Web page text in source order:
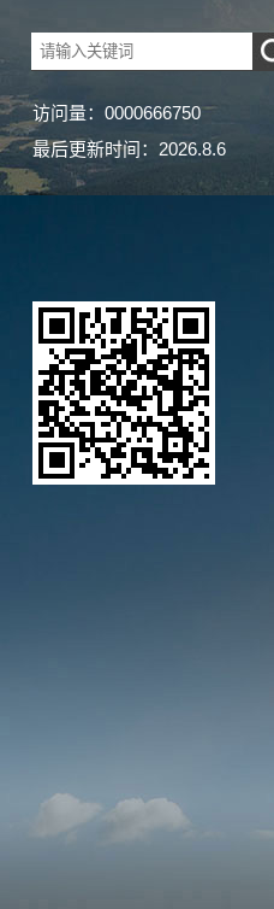
访问量： 0000666750
最后更新时间： 2026.8.6